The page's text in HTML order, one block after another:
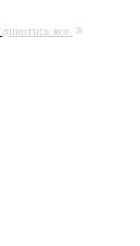
дивитись все